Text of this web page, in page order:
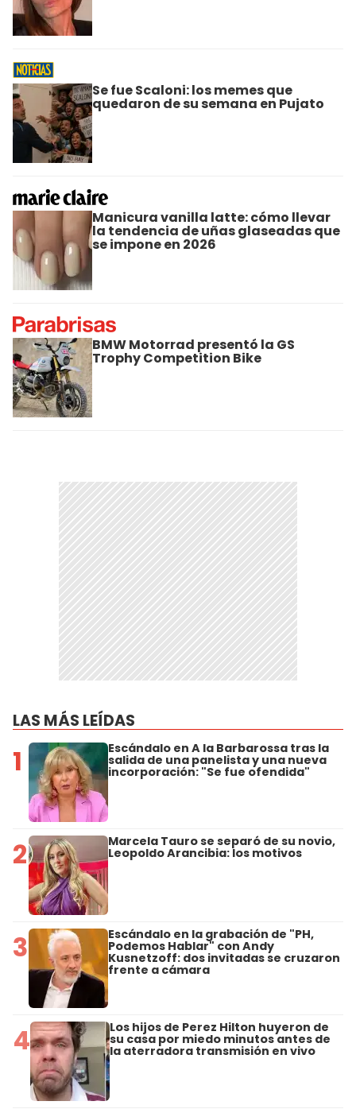
Se fue Scaloni: los memes que
quedaron de su semana en Pujato
Manicura vanilla latte: cómo llevar
la tendencia de uñas glaseadas que
se impone en 2026
BMW Motorrad presentó la GS
Trophy Competition Bike
LAS MÁS LEÍDAS
1 Escándalo en A la Barbarossa tras la
salida de una panelista y una nueva
incorporación: "Se fue ofendida"
2 Marcela Tauro se separó de su novio,
Leopoldo Arancibia: los motivos
3 Escándalo en la grabación de "PH,
Podemos Hablar" con Andy
Kusnetzoff: dos invitadas se cruzaron
frente a cámara
4 Los hijos de Perez Hilton huyeron de
su casa por miedo minutos antes de
la aterradora transmisión en vivo